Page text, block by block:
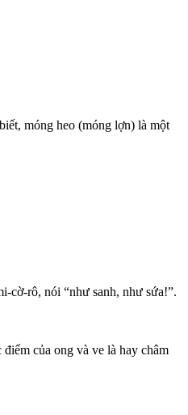
móng heo (móng lợn) là một
cờ-rô, nói “như sanh, như sứa!”.
của ong và ve là hay châm